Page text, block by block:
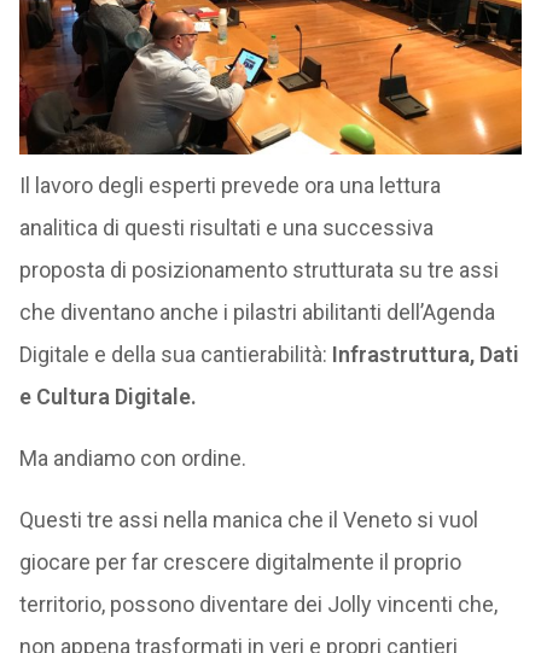
Il lavoro degli esperti prevede ora una lettura
analitica di questi risultati e una successiva
proposta di posizionamento strutturata su tre assi
che diventano anche i pilastri abilitanti dell’Agenda
Digitale e della sua cantierabilità: Infrastruttura, Dati
e Cultura Digitale.
Ma andiamo con ordine.
Questi tre assi nella manica che il Veneto si vuol
giocare per far crescere digitalmente il proprio
territorio, possono diventare dei Jolly vincenti che,
non appena trasformati in veri e propri cantieri